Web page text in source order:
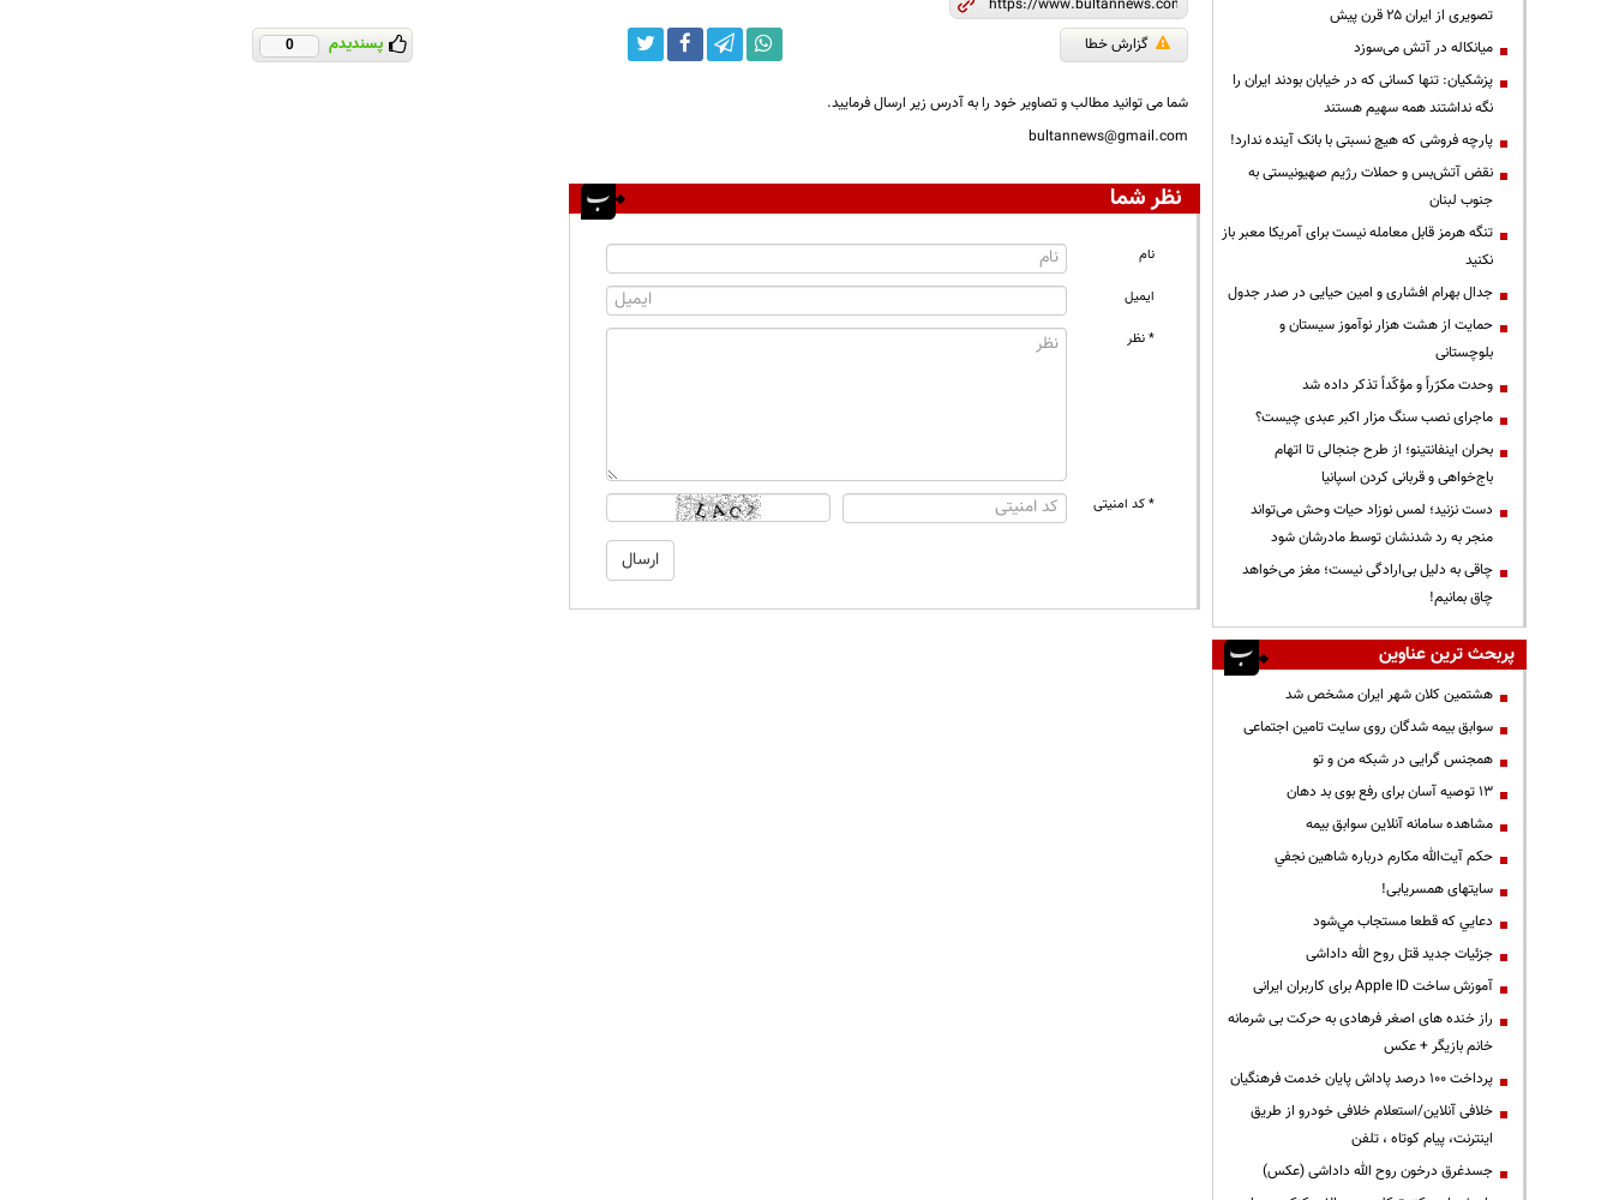
گزارش خطا پسندیدم 0
شما می توانید مطالب و تصاویر خود را به آدرس زیر ارسال فرمایید.
bultannews@gmail.com
نظر شما
نام
ایمیل
* نظر
* کد امنیتی
تصویری از ایران ۲۵ قرن پیش
میانکاله در آتش می‌سوزد
پزشکیان: تنها کسانی که در خیابان بودند ایران را
نگه نداشتند همه سهیم هستند
پارچه فروشی که هیچ نسبتی با بانک آینده ندارد!
نقض آتش‌بس و حملات رژیم صهیونیستی به
جنوب لبنان
تنگه هرمز قابل معامله نیست برای آمریکا معبر باز
نکنید
جدال بهرام افشاری و امین حیایی در صدر جدول
حمایت از هشت هزار نوآموز سیستان و
بلوچستانی
وحدت مکرّراً و مؤکّداً تذکر داده شد
ماجرای نصب سنگ مزار اکبر عبدی چیست؟
بحران اینفانتینو؛ از طرح جنجالی تا اتهام
باج‌خواهی و قربانی کردن اسپانیا
دست نزنید؛ لمس نوزاد حیات وحش می‌تواند
منجر به رد شدنشان توسط مادرشان شود
چاقی به دلیل بی‌ارادگی نیست؛ مغز می‌خواهد
چاق بمانیم!
پربحث ترین عناوین
هشتمین کلان شهر ایران مشخص شد
سوابق بیمه شدگان روی سایت تامین اجتماعی
همجنس گرایی در شبکه من و تو
13 توصیه آسان برای رفع بوی بد دهان
مشاهده سامانه آنلاين سوابق بیمه
حكم آيت‌الله مكارم درباره شاهين نجفي
سایتهای همسریابی!
دعايي كه قطعا مستجاب مي‌شود
جزئیات جدید قتل روح الله داداشی
آموزش ساخت Apple ID برای کاربران ایرانی
راز خنده های اصغر فرهادی به حرکت بی شرمانه
خانم بازیگر + عکس
پرداخت ۱۰۰ درصد پاداش پایان خدمت فرهنگیان
خلافی آنلاین/استعلام خلافی خودرو از طریق
اینترنت، پیام کوتاه ، تلفن
جسدغرق درخون روح الله داداشی (عکس)